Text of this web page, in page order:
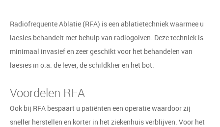
Radiofrequente Ablatie (RFA) is een ablatietechniek waarmee u
laesies behandelt met behulp van radiogolven. Deze techniek is
minimaal invasief en zeer geschikt voor het behandelen van
laesies in o.a. de lever, de schildklier en het bot.
Voordelen RFA
Ook bij RFA bespaart u patiënten een operatie waardoor zij
sneller herstellen en korter in het ziekenhuis verblijven. Voor het